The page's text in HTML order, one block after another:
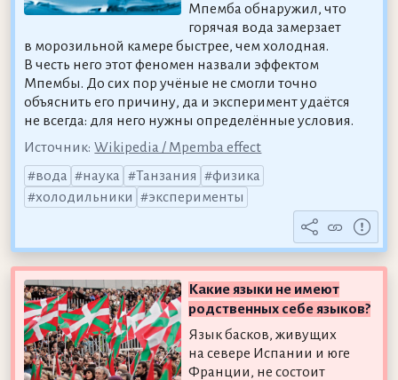
Мпемба обнаружил, что
горячая вода замерзает
в морозильной камере быстрее, чем холодная.
В честь него этот феномен назвали эффектом
Мпембы. До сих пор учёные не смогли точно
объяснить его причину, да и эксперимент удаётся
не всегда: для него нужны определённые условия.
Источник: Wikipedia / Mpemba effect
вода
наука Танзания
физика
холодильники
эксперименты
Какие языки не имеют
родственных себе языков?
Язык басков, живущих
на севере Испании и юге
Франции, не состоит